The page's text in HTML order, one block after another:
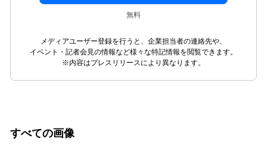
無料
メディアユーザー登録を行うと、企業担当者の連絡先や、
イベント・記者会見の情報など様々な特記情報を閲覧できます。
※内容はプレスリリースにより異なります。
すべての画像